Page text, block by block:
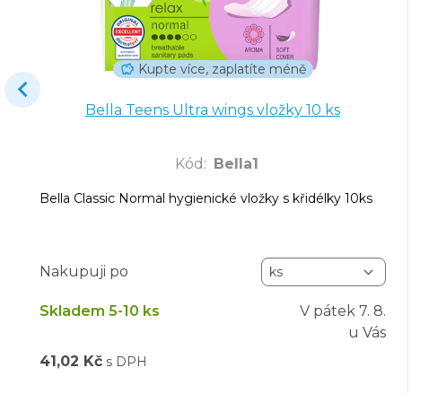
Kupte více, zaplatíte méně
Bella Teens Ultra wings vložky 10 ks
Kód : Bella1
Bella Classic Normal hygienické vložky s křidélky 10ks
Nakupuji po
Skladem 5-10 ks V pátek 7. 8.
u Vás
41,02 Kč s DPH